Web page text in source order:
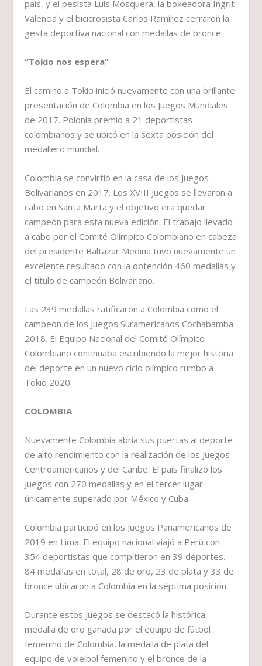
país, y el pesista Luis Mosquera, la boxeadora Ingrit
Valencia y el bicicrosista Carlos Ramírez cerraron la
gesta deportiva nacional con medallas de bronce.
“Tokio nos espera”
El camino a Tokio inició nuevamente con una brillante
presentación de Colombia en los Juegos Mundiales
de 2017. Polonia premió a 21 deportistas
colombianos y se ubicó en la sexta posición del
medallero mundial.
Colombia se convirtió en la casa de los Juegos
Bolivarianos en 2017. Los XVIII Juegos se llevaron a
cabo en Santa Marta y el objetivo era quedar
campeón para esta nueva edición. El trabajo llevado
a cabo por el Comité Olímpico Colombiano en cabeza
del presidente Baltazar Medina tuvo nuevamente un
excelente resultado con la obtención 460 medallas y
el título de campeón Bolivariano.
Las 239 medallas ratificaron a Colombia como el
campeón de los Juegos Suramericanos Cochabamba
2018. El Equipo Nacional del Comité Olímpico
Colombiano continuaba escribiendo la mejor historia
del deporte en un nuevo ciclo olímpico rumbo a
Tokio 2020.
COLOMBIA
Nuevamente Colombia abría sus puertas al deporte
de alto rendimiento con la realización de los Juegos
Centroamericanos y del Caribe. El país finalizó los
Juegos con 270 medallas y en el tercer lugar
únicamente superado por México y Cuba.
Colombia participó en los Juegos Panamericanos de
2019 en Lima. El equipo nacional viajó a Perú con
354 deportistas que compitieron en 39 deportes.
84 medallas en total, 28 de oro, 23 de plata y 33 de
bronce ubicaron a Colombia en la séptima posición.
Durante estos Juegos se destacó la histórica
medalla de oro ganada por el equipo de fútbol
femenino de Colombia, la medalla de plata del
equipo de voleibol femenino y el bronce de la